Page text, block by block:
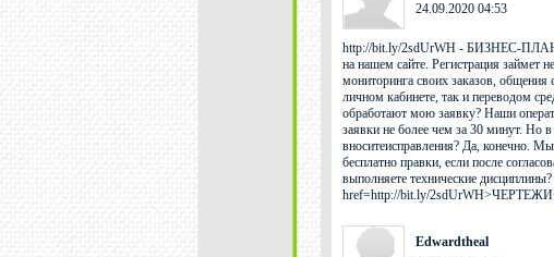
24.09.2020 04:53
http://bit.ly/2sdUrWH - БИЗНЕС-ПЛАН
на нашем сайте. Регистрация займет
мониторинга своих заказов,
личном кабинете, так и переводом
обработают мою заявку? Наши
заявки не более чем за 30 минут. Но
вноситеисправления? Да, конечно.
бесплатно правки, если после
выполняете технические
href=http://bit.ly/
Edwardtheal